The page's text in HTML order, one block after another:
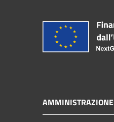
AMMINISTRAZIONE